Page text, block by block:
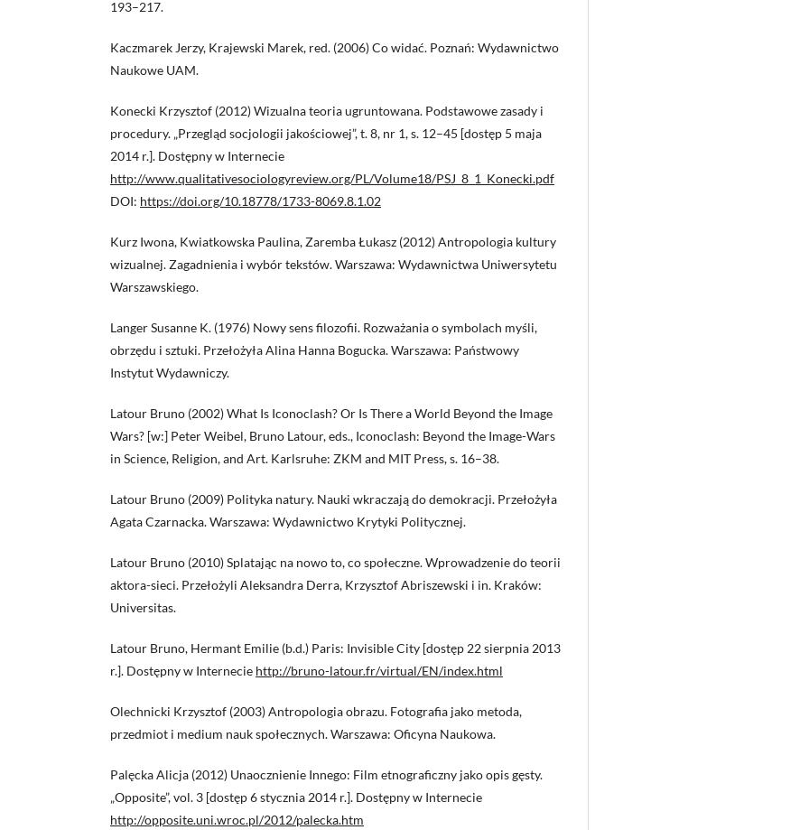
193–217.
Kaczmarek Jerzy, Krajewski Marek, red. (2006) Co widać. Poznań: Wydawnictwo
Naukowe UAM.
Konecki Krzysztof (2012) Wizualna teoria ugruntowana. Podstawowe zasady i
procedury. „Przegląd socjologii jakościowej”, t. 8, nr 1, s. 12–45 [dostęp 5 maja
2014 r.]. Dostępny w Internecie
http://www.qualitativesociologyreview.org/PL/Volume18/PSJ_8_1_Konecki.pdf
DOI: https://doi.org/10.18778/1733-8069.8.1.02
Kurz Iwona, Kwiatkowska Paulina, Zaremba Łukasz (2012) Antropologia kultury
wizualnej. Zagadnienia i wybór tekstów. Warszawa: Wydawnictwa Uniwersytetu
Warszawskiego.
Langer Susanne K. (1976) Nowy sens filozofii. Rozważania o symbolach myśli,
obrzędu i sztuki. Przełożyła Alina Hanna Bogucka. Warszawa: Państwowy
Instytut Wydawniczy.
Latour Bruno (2002) What Is Iconoclash? Or Is There a World Beyond the Image
Wars? [w:] Peter Weibel, Bruno Latour, eds., Iconoclash: Beyond the Image-Wars
in Science, Religion, and Art. Karlsruhe: ZKM and MIT Press, s. 16–38.
Latour Bruno (2009) Polityka natury. Nauki wkraczają do demokracji. Przełożyła
Agata Czarnacka. Warszawa: Wydawnictwo Krytyki Politycznej.
Latour Bruno (2010) Splatając na nowo to, co społeczne. Wprowadzenie do teorii
aktora-sieci. Przełożyli Aleksandra Derra, Krzysztof Abriszewski i in. Kraków:
Universitas.
Latour Bruno, Hermant Emilie (b.d.) Paris: Invisible City [dostęp 22 sierpnia 2013
r.]. Dostępny w Internecie http://bruno-latour.fr/virtual/EN/index.html
Olechnicki Krzysztof (2003) Antropologia obrazu. Fotografia jako metoda,
przedmiot i medium nauk społecznych. Warszawa: Oficyna Naukowa.
Palęcka Alicja (2012) Unaocznienie Innego: Film etnograficzny jako opis gęsty.
„Opposite”, vol. 3 [dostęp 6 stycznia 2014 r.]. Dostępny w Internecie
http://opposite.uni.wroc.pl/2012/palecka.htm